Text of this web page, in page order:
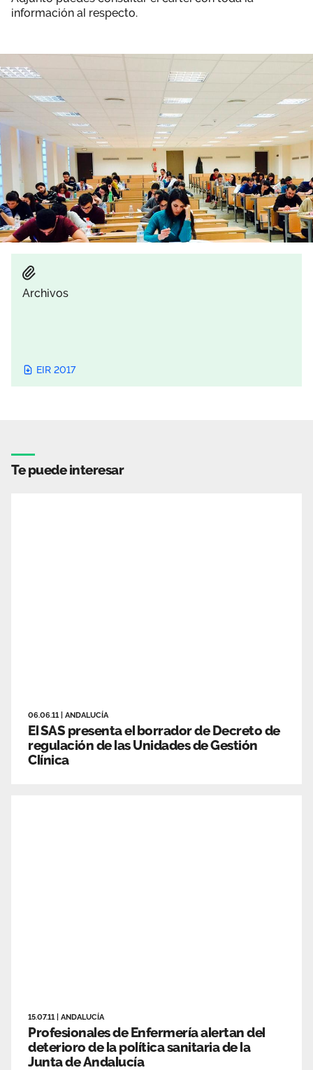
información al respecto.
Archivos
EIR 2017
Te puede interesar
06.06.11 ANDALUCÍA
El SAS presenta el borrador de Decreto de
regulación de las Unidades de Gestión
Clínica
15.07.11 ANDALUCÍA
Profesionales de Enfermería alertan del
deterioro de la política sanitaria de la
Junta de Andalucía